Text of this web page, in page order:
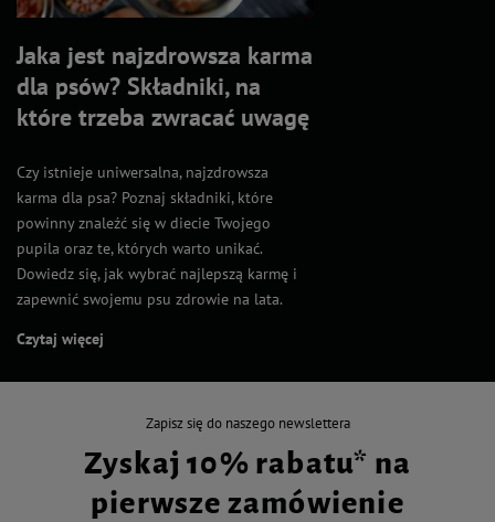
Jaka jest najzdrowsza karma
dla psów? Składniki, na
które trzeba zwracać uwagę
Czy istnieje uniwersalna, najzdrowsza
karma dla psa? Poznaj składniki, które
powinny znaleźć się w diecie Twojego
pupila oraz te, których warto unikać.
Dowiedz się, jak wybrać najlepszą karmę i
zapewnić swojemu psu zdrowie na lata.
Czytaj więcej
Zapisz się do naszego newslettera
Zyskaj 10% rabatu* na
pierwsze zamówienie